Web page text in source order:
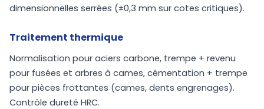
dimensionnelles serrées (±0,3 mm sur cotes critiques).
Traitement thermique
Normalisation pour aciers carbone, trempe + revenu
pour fusées et arbres à cames, cémentation + trempe
pour pièces frottantes (cames, dents engrenages).
Contrôle dureté HRC.